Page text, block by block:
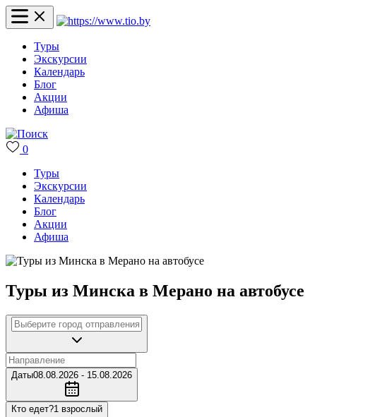
Туры
Экскурсии
Календарь
Блог
Акции
Афиша
0
Туры
Экскурсии
Календарь
Блог
Акции
Афиша
Туры из Минска в Мерано на автобусе
Даты08.08.2026 - 15.08.2026
Кто едет?1 взрослый